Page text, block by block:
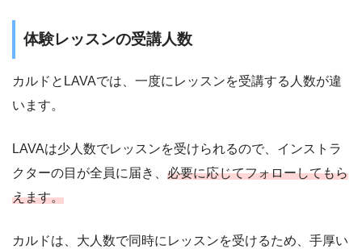
体験レッスンの受講人数
カルドとLAVAでは、一度にレッスンを受講する人数が違
います。
LAVAは少人数でレッスンを受けられるので、インストラ
クターの目が全員に届き、 必要に応じてフォローしてもら
えます。
カルドは、大人数で同時にレッスンを受けるため、手厚い